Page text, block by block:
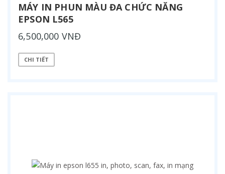
MÁY IN PHUN MÀU ĐA CHỨC NĂNG
EPSON L565
6,500,000 VNĐ
CHI TIẾT